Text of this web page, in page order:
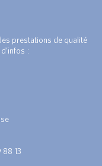
prestations de qualité
:
13